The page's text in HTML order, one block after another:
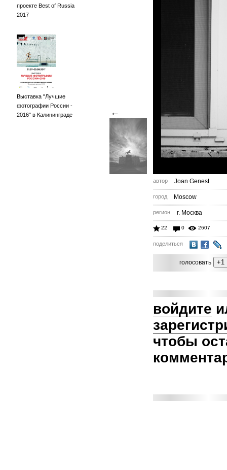
проекте Best of Russia
2017
Выставка "Лучшие
фотографии России -
2016" в Калининграде
←
автор Joan Genest
город Moscow
регион г. Москва
22 0 2607
поделиться
голосовать
войдите
чтобы